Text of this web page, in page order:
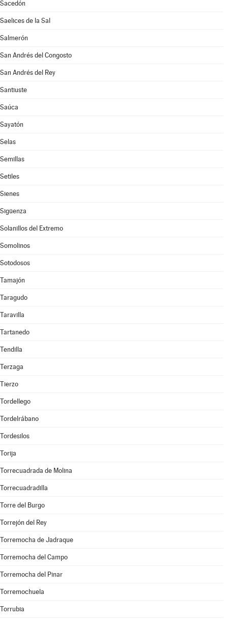
Sacedón
Saelices de la Sal
Salmerón
San Andrés del Congosto
San Andrés del Rey
Santiuste
Saúca
Sayatón
Selas
Semillas
Setiles
Sienes
Sigüenza
Solanillos del Extremo
Somolinos
Sotodosos
Tamajón
Taragudo
Taravilla
Tartanedo
Tendilla
Terzaga
Tierzo
Tordellego
Tordelrábano
Tordesilos
Torija
Torrecuadrada de Molina
Torrecuadradilla
Torre del Burgo
Torrejón del Rey
Torremocha de Jadraque
Torremocha del Campo
Torremocha del Pinar
Torremochuela
Torrubia